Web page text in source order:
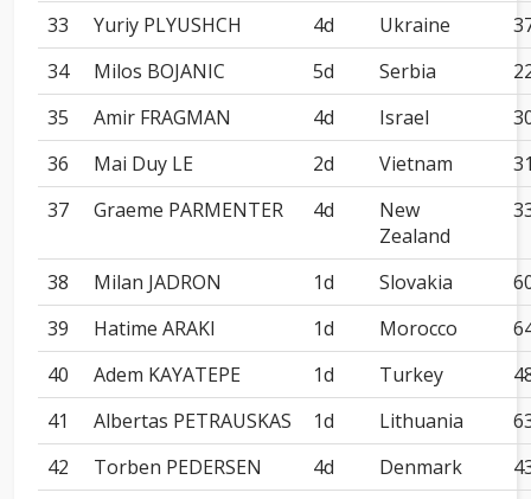
33 Yuriy PLYUSHCH 4d Ukraine
34
Milos BOJANIC 5d Serbia
35
Amir FRAGMAN 4d Israel
36
Mai Duy LE 2d Vietnam
37
Graeme PARMENTER 4d
New
Zealand
38 Milan JADRON 1d Slovakia
39
Hatime ARAKI 1d Morocco
40
Adem KAYATEPE 1d Turkey
41
Albertas PETRAUSKAS 1d Lithuania
42
Torben PEDERSEN 4d Denmark